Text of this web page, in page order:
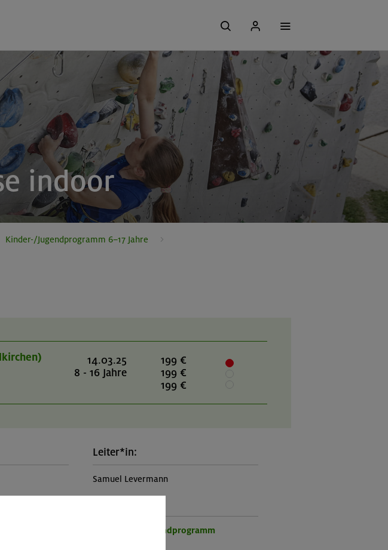
indoor
Kinder-/Jugendprogramm 6–17 Jahre
14.03.25
8 - 16 Jahre
199 €
199 €
199 €
erwarten dich
Leiter*in:
Samuel Levermann
Kinder- und Jugendprogramm